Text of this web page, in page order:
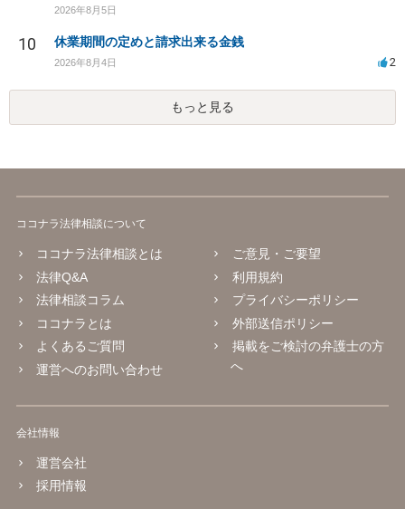
2026年8月5日
10 休業期間の定めと請求出来る金銭
2026年8月4日 2
もっと見る
ココナラ法律相談について
ココナラ法律相談とは
法律Q&A
法律相談コラム
ココナラとは
よくあるご質問
運営へのお問い合わせ
ご意見・ご要望
利用規約
プライバシーポリシー
外部送信ポリシー
掲載をご検討の弁護士の方
へ
会社情報
運営会社
採用情報